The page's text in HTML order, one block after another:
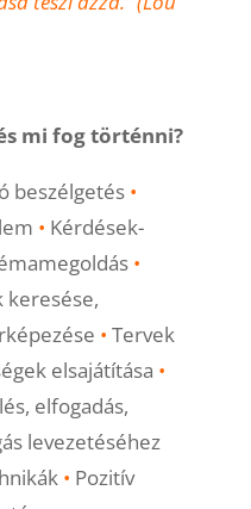
mi fog történni?
beszélgetés •
• Kérdések-
•
keresése,
• Tervek
elsajátítása •
elfogadás,
levezetéséhez
• Pozitív